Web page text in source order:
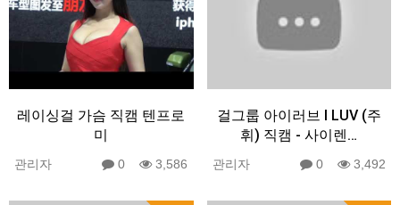
레이싱걸 가슴 직캠 텐프로
미
관리자 0 3,586
걸그룹 아이러브 I LUV (주
휘) 직캠 - 사이렌…
관리자 0 3,492